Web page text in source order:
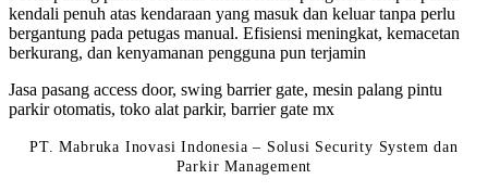
kendali penuh atas kendaraan yang masuk dan keluar tanpa perlu
bergantung pada petugas manual. Efisiensi meningkat, kemacetan
berkurang, dan kenyamanan pengguna pun terjamin
Jasa pasang access door, swing barrier gate, mesin palang pintu
parkir otomatis, toko alat parkir, barrier gate mx
PT. Mabruka Inovasi Indonesia – Solusi Security System dan
Parkir Management